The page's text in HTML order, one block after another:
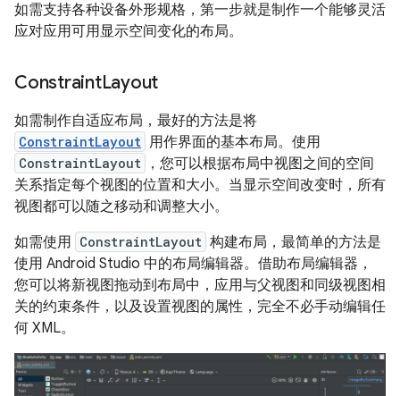
如需支持各种设备外形规格，第一步就是制作一个能够灵活
应对应用可用显示空间变化的布局。
ConstraintLayout
如需制作自适应布局，最好的方法是将
ConstraintLayout 用作界面的基本布局。使用
ConstraintLayout
，您可以根据布局中视图之间的空间
关系指定每个视图的位置和大小。当显示空间改变时，所有
视图都可以随之移动和调整大小。
如需使用 ConstraintLayout 构建布局，最简单的方法是
使用 Android Studio 中的布局编辑器。借助布局编辑器，
您可以将新视图拖动到布局中，应用与父视图和同级视图相
关的约束条件，以及设置视图的属性，完全不必手动编辑任
何 XML。